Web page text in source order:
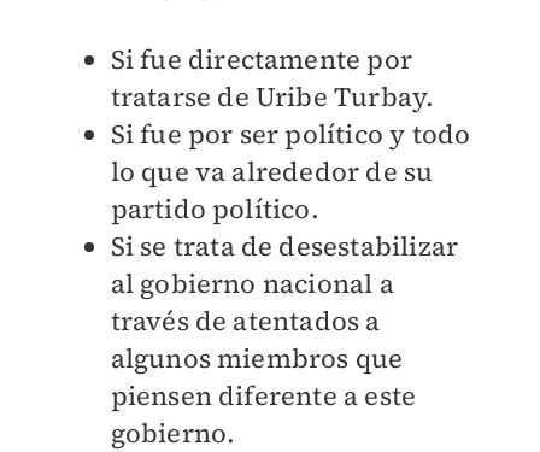
Si fue directamente por
tratarse de Uribe Turbay.
Si fue por ser político y todo
lo que va alrededor de su
partido político.
Si se trata de desestabilizar
al gobierno nacional a
través de atentados a
algunos miembros que
piensen diferente a este
gobierno.